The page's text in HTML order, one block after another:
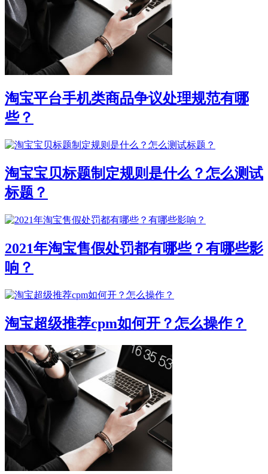
淘宝平台手机类商品争议处理规范有哪
些？
淘宝宝贝标题制定规则是什么？怎么测试
标题？
2021年淘宝售假处罚都有哪些？有哪些影
响？
淘宝超级推荐cpm如何开？怎么操作？